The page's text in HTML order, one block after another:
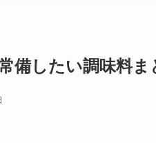
備したい調味料